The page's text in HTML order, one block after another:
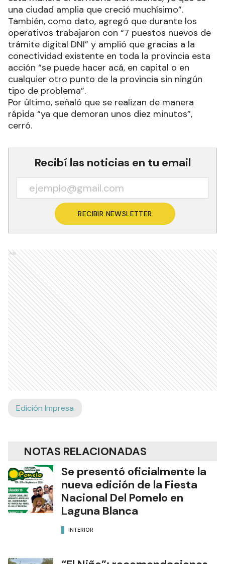
una ciudad amplia que creció muchísimo”.
También, como dato, agregó que durante los
operativos trabajaron con “7 puestos nuevos de
trámite digital DNI” y amplió que gracias a la
conectividad existente en toda la provincia esta
acción “se puede hacer acá, en capital o en
cualquier otro punto de la provincia sin ningún
tipo de problema”.
Por último, señaló que se realizan de manera
rápida “ya que demoran unos diez minutos”,
cerró.
Recibí las noticias en tu email
RECIBIR NEWSLETTER
Ads
Edición Impresa
NOTAS RELACIONADAS
Se presentó oficialmente la
nueva edición de la Fiesta
Nacional Del Pomelo en
Laguna Blanca
INTERIOR